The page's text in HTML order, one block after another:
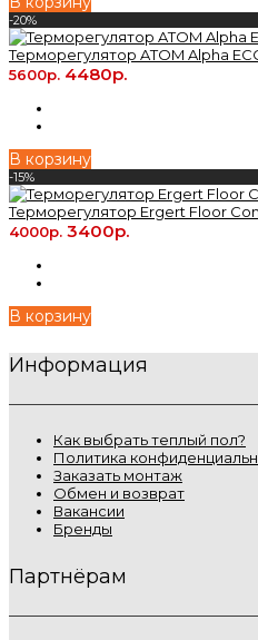
-20%
Терморегулятор ATOM Alpha
5600р. 4480р.
В корзину
-15%
Терморегулятор Ergert Floor
4000р. 3400р.
В корзину
Информация
Как выбрать теплый пол?
Политика
Заказать монтаж
Обмен и возврат
Вакансии
Бренды
Партнёрам